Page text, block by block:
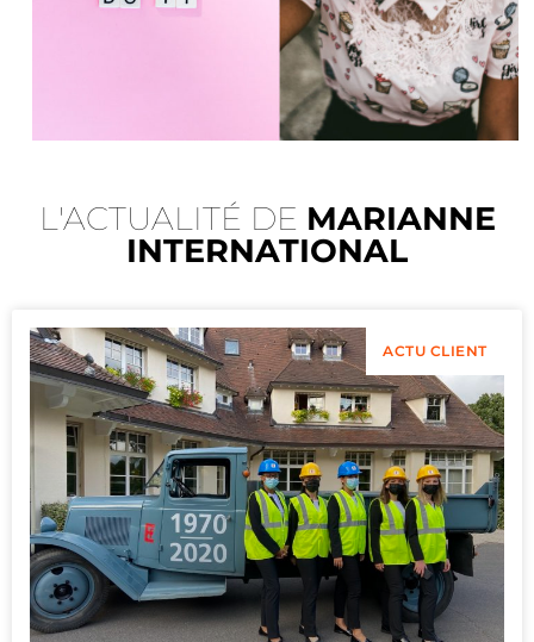
L'ACTUALITÉ DE MARIANNE
INTERNATIONAL
ACTU CLIENT